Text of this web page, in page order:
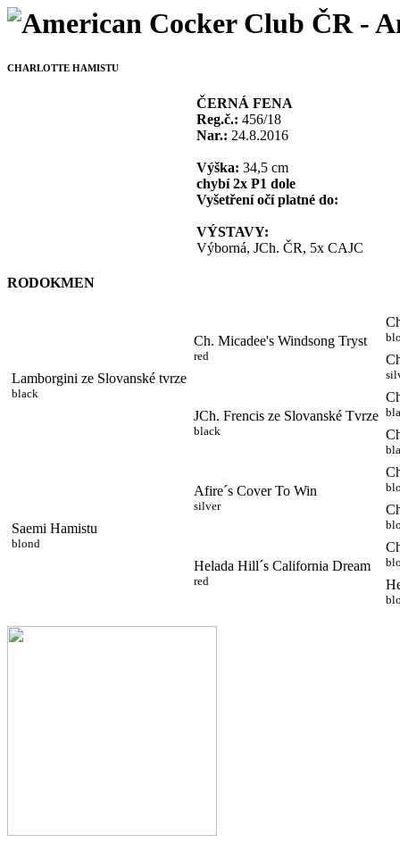
CHARLOTTE HAMISTU
ČERNÁ FENA
Reg.č.: 456/18
Nar.: 24.8.2016
Výška: 34,5 cm
chybí 2x P1 dole
Vyšetření očí platné do:
VÝSTAVY:
Výborná, JCh. ČR, 5x CAJC
RODOKMEN
Lamborgini ze Slovanské tvrze
black
Ch. Micadee's Windsong Tryst
red
JCh. Frencis ze Slovanské Tvrze
black
Saemi Hamistu
blond
Afire´s Cover To Win
silver
Helada Hill´s California Dream
red